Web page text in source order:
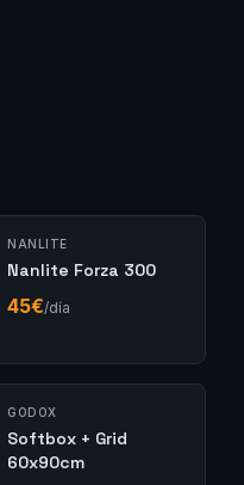
NANLITE
Nanlite Forza 300
45€/día
GODOX
Softbox + Grid
60x90cm